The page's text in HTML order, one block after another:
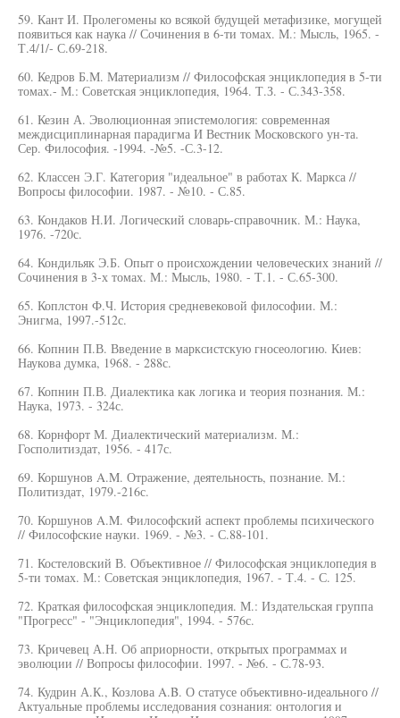
59. Кант И. Пролегомены ко всякой будущей метафизике, могущей
появиться как наука // Сочинения в 6-ти томах. М.: Мысль, 1965. -
Т.4/1/- С.69-218.
60. Кедров Б.М. Материализм // Философская энциклопедия в 5-ти
томах.- М.: Советская энциклопедия, 1964. Т.З. - С.343-358.
61. Кезин А. Эволюционная эпистемология: современная
междисциплинарная парадигма И Вестник Московского ун-та.
Сер. Философия. -1994. -№5. -С.3-12.
62. Классен Э.Г. Категория "идеальное" в работах К. Маркса //
Вопросы философии. 1987. - №10. - С.85.
63. Кондаков Н.И. Логический словарь-справочник. М.: Наука,
1976. -720с.
64. Кондильяк Э.Б. Опыт о происхождении человеческих знаний //
Сочинения в 3-х томах. М.: Мысль, 1980. - Т.1. - С.65-300.
65. Коплстон Ф.Ч. История средневековой философии. М.:
Энигма, 1997.-512с.
66. Копнин П.В. Введение в марксистскую гносеологию. Киев:
Наукова думка, 1968. - 288с.
67. Копнин П.В. Диалектика как логика и теория познания. М.:
Наука, 1973. - 324с.
68. Корнфорт М. Диалектический материализм. М.:
Госполитиздат, 1956. - 417с.
69. Коршунов A.M. Отражение, деятельность, познание. М.:
Политиздат, 1979.-216с.
70. Коршунов A.M. Философский аспект проблемы психического
// Философские науки. 1969. - №3. - С.88-101.
71. Костеловский В. Объективное // Философская энциклопедия в
5-ти томах. М.: Советская энциклопедия, 1967. - Т.4. - С. 125.
72. Краткая философская энциклопедия. М.: Издательская группа
"Прогресс" - "Энциклопедия", 1994. - 576с.
73. Кричевец А.Н. Об априорности, открытых программах и
эволюции // Вопросы философии. 1997. - №6. - С.78-93.
74. Кудрин А.К., Козлова A.B. О статусе объективно-идеального //
Актуальные проблемы исследования сознания: онтология и